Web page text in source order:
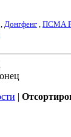
, Донгфенг , ПСМА
|